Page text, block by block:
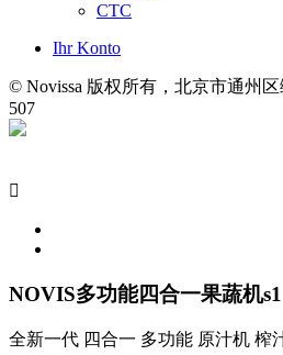
CTC
Ihr Konto
© Novissa 版权所有，北京市通州
507

NOVIS多功能四合一果蔬机s1
全新一代 四合一 多功能 原汁机 榨